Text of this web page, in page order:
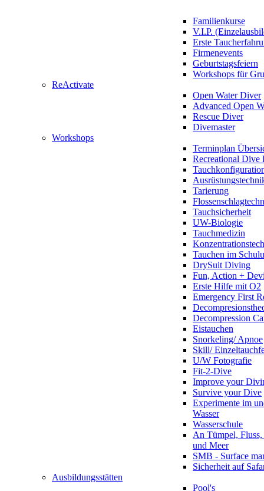
Familienkurse
V.I.P.
Erste
Firmenevents
Geburtstagsfeiern
Workshops für
ReActivate
Open Water Diver
Advanced Open
Rescue Diver
Divemaster
Workshops
Terminplan
Recreational Dive
Tarierung
Tauchsicherheit
UW-Biologie
Tauchmedizin
Tauchen im
DrySuit Diving
Fun, Action +
Erste Hilfe mit O2
Emergency First
Decompression
Eistauchen
Snorkeling/ Apnoe
Skill/
U/W Fotografie
Fit-2-Dive
Improve your
Survive your Dive
Experimente im
Wasser
Wasserschule
An Tümpel,
und Meer
SMB - Surface
Sicherheit auf
Ausbildungsstätten
Pool's